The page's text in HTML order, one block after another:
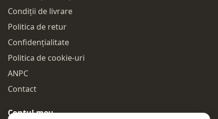
Condiții de livrare
Politica de retur
Confidențialitate
Politica de cookie-uri
ANPC
Contact
Contul meu